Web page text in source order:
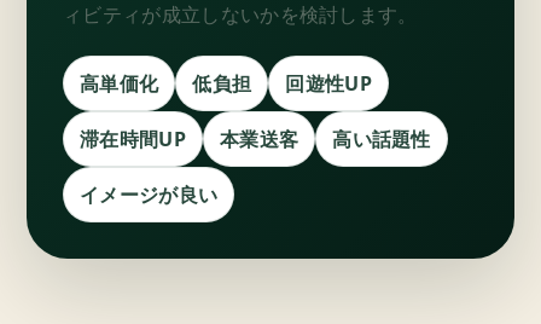
ィビティが成立しないかを検討します。
高単価化 低負担 回遊性UP
滞在時間UP 本業送客 高い話題性
イメージが良い